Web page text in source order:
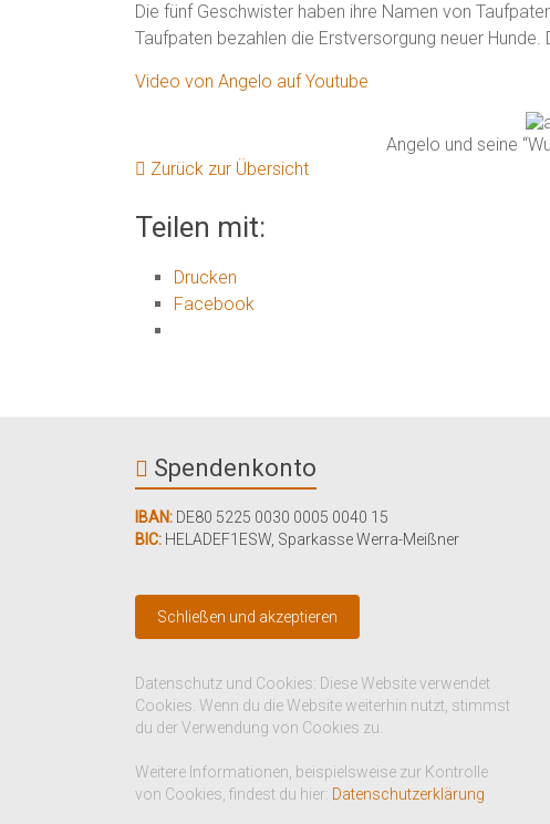
Die fünf Geschwister haben ihre Namen von
Taufpaten bezahlen die Erstversorgung neuer
Video von Angelo auf Youtube
Angelo und seine
Zurück zur Übersicht
Teilen mit:
Drucken
Facebook
Spendenkonto
IBAN: DE80 5225 0030 0005 0040 15
BIC: HELADEF1ESW Sparkasse Werra-Meißner
Datenschutz und Cookies: Diese Website verwendet
Cookies. Wenn du die Website weiterhin nutzt, stimmst
du der Verwendung von Cookies zu.
Weitere Informationen, beispielsweise zur Kontrolle
von Cookies, findest du hier: Datenschutzerklärung